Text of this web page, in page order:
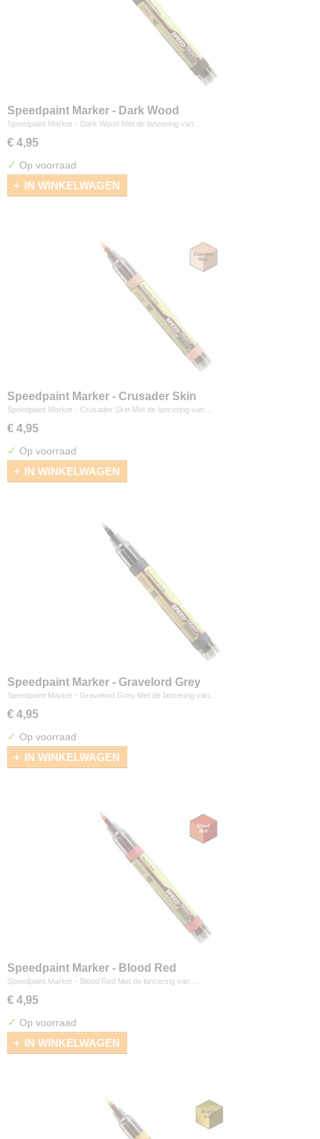
Speedpaint Marker - Dark Wood
Speedpaint Marker - Dark Wood Met de lancering van…
€ 4,95
✓ Op voorraad
IN WINKELWAGEN
Speedpaint Marker - Crusader Skin
Speedpaint Marker - Crusader Skin Met de lancering van…
€ 4,95
✓ Op voorraad
IN WINKELWAGEN
Speedpaint Marker - Gravelord Grey
Speedpaint Marker - Gravelord Grey Met de lancering van…
€ 4,95
✓ Op voorraad
IN WINKELWAGEN
Speedpaint Marker - Blood Red
Speedpaint Marker - Blood Red Met de lancering van…
€ 4,95
✓ Op voorraad
IN WINKELWAGEN